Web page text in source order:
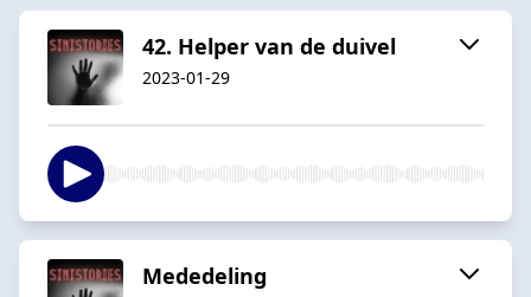
42. Helper van de duivel
2023-01-29
Mededeling